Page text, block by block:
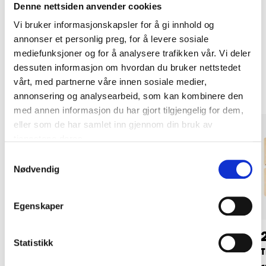
Denne nettsiden anvender cookies
Vi bruker informasjonskapsler for å gi innhold og
annonser et personlig preg, for å levere sosiale
mediefunksjoner og for å analysere trafikken vår. Vi deler
dessuten informasjon om hvordan du bruker nettstedet
vårt, med partnerne våre innen sosiale medier,
annonsering og analysearbeid, som kan kombinere den
med annen informasjon du har gjort tilgjengelig for dem,
eller som de har samlet inn gjennom din bruk av
Nødvendig
Egenskaper
Statistikk
Andre kunder har også kjøpt
99
Trepuslespill, 30 x